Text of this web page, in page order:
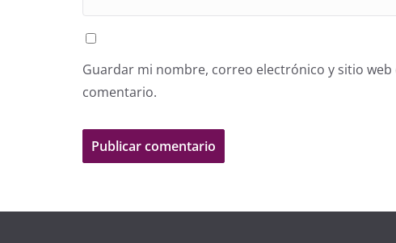
Guardar mi nombre, correo electrónico y sitio
comentario.